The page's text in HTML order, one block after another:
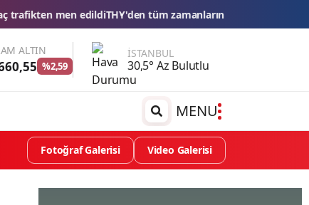
tüm zamanların yolcu ve uçuş rekoruEsnaf kredilerinde
ALTIN
%2,59
İSTANBUL
30,5° Az Bulutlu
MENU
Fotoğraf Galerisi Video Galerisi